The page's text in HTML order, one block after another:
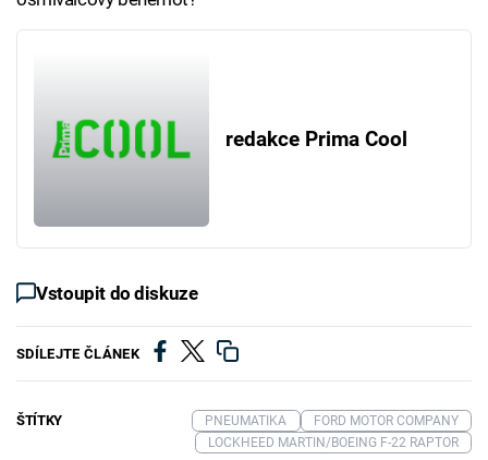
redakce Prima Cool
Vstoupit do diskuze
SDÍLEJTE ČLÁNEK
ŠTÍTKY PNEUMATIKA
FORD MOTOR COMPANY
LOCKHEED MARTIN/BOEING F-22 RAPTOR